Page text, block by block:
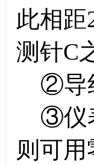
此相距
测针C
②导
③仪
则可